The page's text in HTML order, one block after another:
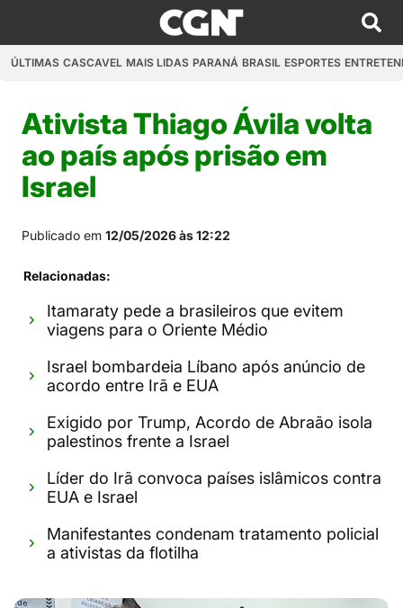
ÚLTIMAS CASCAVEL MAIS LIDAS PARANÁ BRASIL ESPORTES
Ativista Thiago Ávila volta
ao país após prisão em
Israel
Publicado em 12/05/2026 às 12:22
Relacionadas:
Itamaraty pede a brasileiros que evitem
viagens para o Oriente Médio
Israel bombardeia Líbano após anúncio de
acordo entre Irã e EUA
Exigido por Trump, Acordo de Abraão isola
palestinos frente a Israel
Líder do Irã convoca países islâmicos contra
EUA e Israel
Manifestantes condenam tratamento policial
a ativistas da flotilha